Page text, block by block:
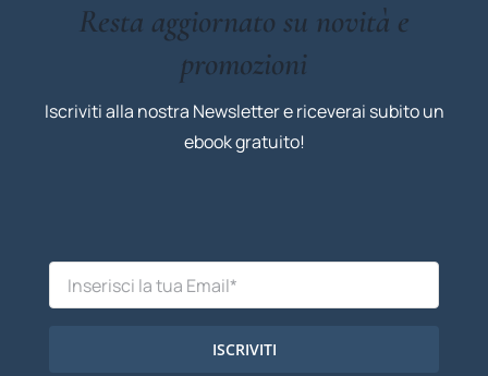
Resta aggiornato su novità e
promozioni
Iscriviti alla nostra Newsletter e riceverai subito un
ebook gratuito!
ISCRIVITI